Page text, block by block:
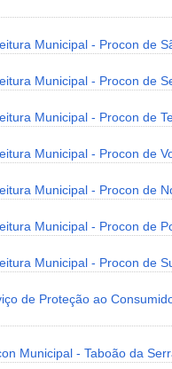
Municipal - Procon de
Municipal - Procon de
Municipal - Procon de
Municipal - Procon de
Municipal - Procon de
Municipal - Procon de
Municipal - Procon de
de Proteção ao
Municipal - Taboão da